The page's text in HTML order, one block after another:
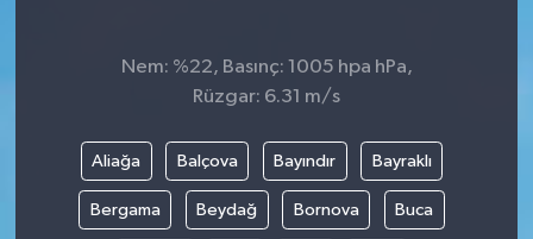
Nem: %22, Basınç: 1005 hpa hPa,
Rüzgar: 6.31 m/s
Aliağa Balçova Bayındır Bayraklı
Bergama Beydağ Bornova Buca